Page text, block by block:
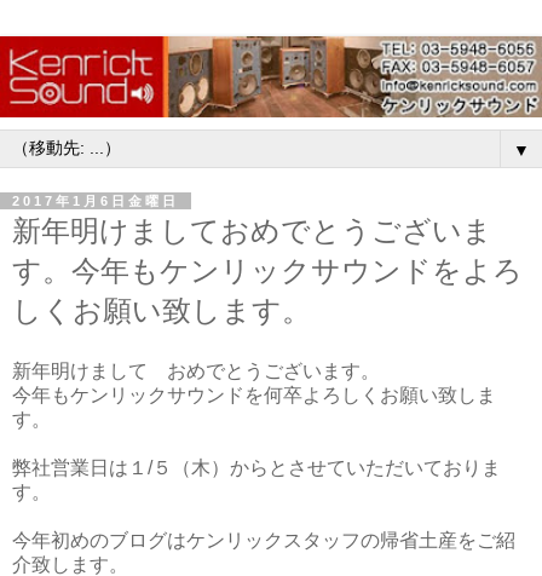
▼
2017年1月6日金曜日
新年明けましておめでとうございま
す。今年もケンリックサウンドをよろ
しくお願い致します。
新年明けまして おめでとうございます。
今年もケンリックサウンドを何卒よろしくお願い致しま
す。
弊社営業日は１/５（木）からとさせていただいておりま
す。
今年初めのブログはケンリックスタッフの帰省土産をご紹
介致します。